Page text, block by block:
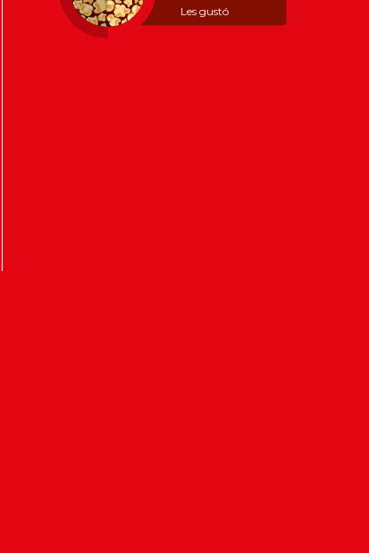
Les gustó